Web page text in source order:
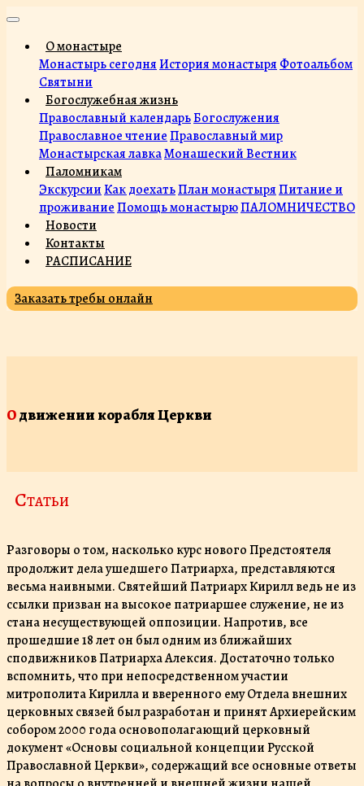
О монастыре
Монастырь сегодняИстория монастыря Фотоальбом
Святыни
Богослужебная жизнь
Православный календарьБогослужения
Православное чтениеПравославный мир
Монастырская лавкаМонашеский Вестник
Паломникам
ЭкскурсииКак доехатьПлан монастыряПитание и
проживаниеПомощь монастырюПАЛОМНИЧЕСТВО
Новости
Контакты
РАСПИСАНИЕ
Заказать требы онлайн
О движении корабля Церкви
Статьи
Разговоры о том, насколько курс нового Предстоятеля
продолжит дела ушедшего Патриарха, представляются
весьма наивными. Святейший Патриарх Кирилл ведь не из
ссылки призван на высокое патриаршее служение, не из
стана несуществующей оппозиции. Напротив, все
прошедшие 18 лет он был одним из ближайших
сподвижников Патриарха Алексия. Достаточно только
вспомнить, что при непосредственном участии
митрополита Кирилла и вверенного ему Отдела внешних
церковных связей был разработан и принят Архиерейским
собором 2000 года основополагающий церковный
документ «Основы социальной концепции Русской
Православной Церкви», содержащий все основные ответы